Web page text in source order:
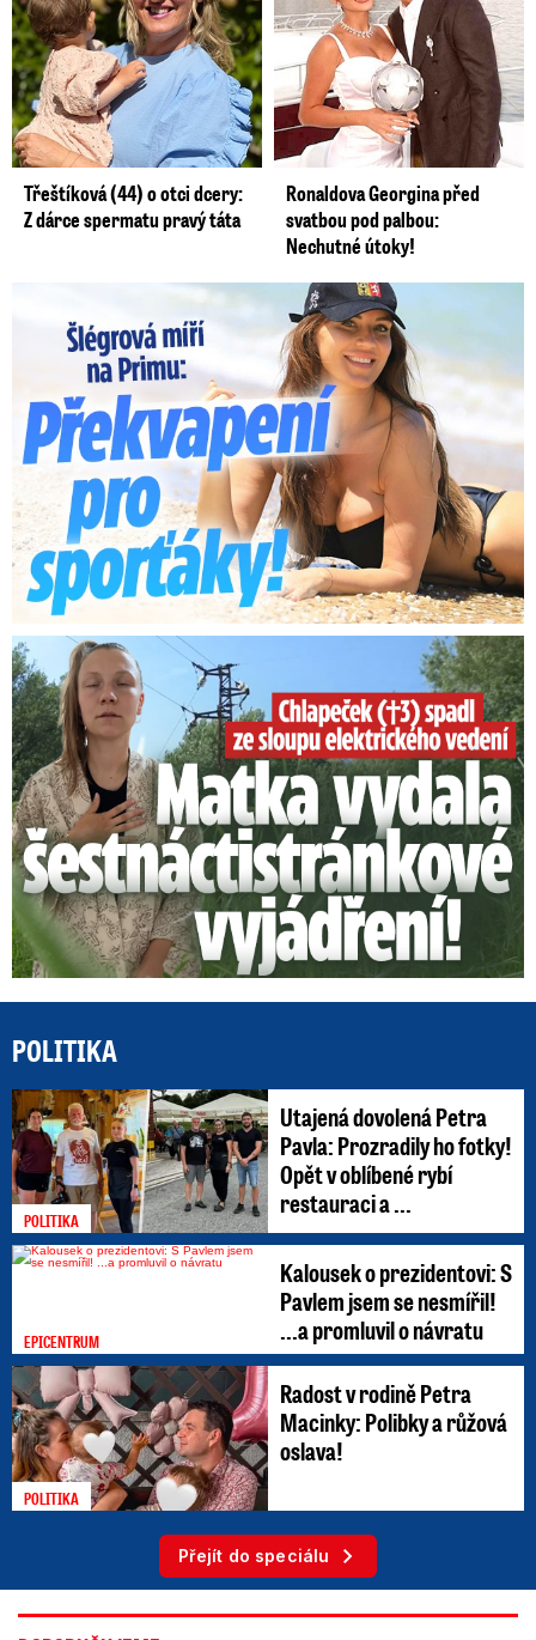
Třeštíková (44) o otci dcery:
Z dárce spermatu pravý táta
Ronaldova Georgina před
svatbou pod palbou:
Nechutné útoky!
Lucie Šlégrová míří na Primu. Překvapení pro sporťáky!
Smrtelný pád chlapce: Matka vydala vyjádření na 16 stran
POLITIKA
POLITIKA
Utajená dovolená Petra
Pavla: Prozradily ho fotky!
Opět v oblíbené rybí
restauraci a ...
EPICENTRUM
Kalousek o prezidentovi: S
Pavlem jsem se nesmířil!
...a promluvil o návratu
POLITIKA
Radost v rodině Petra
Macinky: Polibky a růžová
oslava!
Přejít do speciálu